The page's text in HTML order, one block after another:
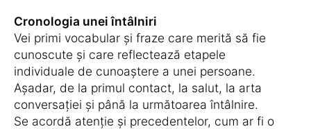
Cronologia unei întâlniri
Vei primi vocabular și fraze care merită să fie
cunoscute și care reflectează etapele
individuale de cunoaștere a unei persoane.
Așadar, de la primul contact, la salut, la arta
conversației și până la următoarea întâlnire.
Se acordă atenție și precedentelor, cum ar fi o